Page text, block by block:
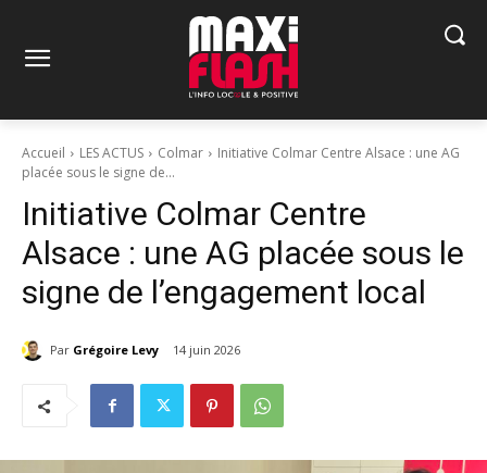
Accueil LES ACTUS Colmar
Initiative Colmar Centre Alsace : une AG
placée sous le signe de...
Initiative Colmar Centre
Alsace : une AG placée sous le
signe de l’engagement local
Par Grégoire Levy 14 juin 2026